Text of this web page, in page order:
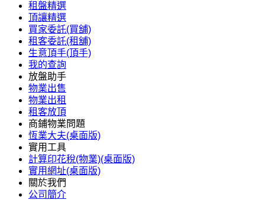
租盤精選
頂讓精選
買家委託(買舖)
租客委託(租舖)
生意頂手(頂手)
我的查詢
放盤助手
物業出售
物業出租
租客放頂
商鋪物業問題
恆業大夫(桌面版)
實用工具
計算印花稅(物業)(桌面版)
實用網址(桌面版)
關於我們
公司簡介